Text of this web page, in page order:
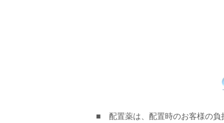
■ 配置薬は、配置時のお客様の負